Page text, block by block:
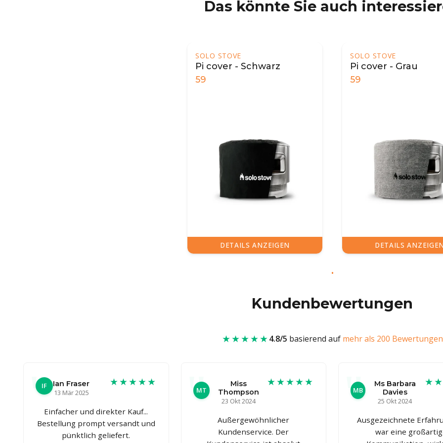
Das könnte Sie auch
SOLO STOVE
Pi cover - Schwarz
59
DETAILS ANZEIGEN
SOLO STOVE
Pi cover - Grau
59
DETAILS
Kundenbewertungen
★★★★★4.8/5 basierend auf mehr als 200 Bewertungen
IF
Ian Fraser
13 Mär 2025
★★★★★
Einfacher und direkter Kauf...
Bestellung prompt versandt und
pünktlich geliefert.
MT
Miss
Thompson
23 Okt 2024
★★★★★
Außergewöhnlicher
Kundenservice. Der
MB
Ms Barbara
Davies
25 Okt 2024
Ausgezeichnete
war eine